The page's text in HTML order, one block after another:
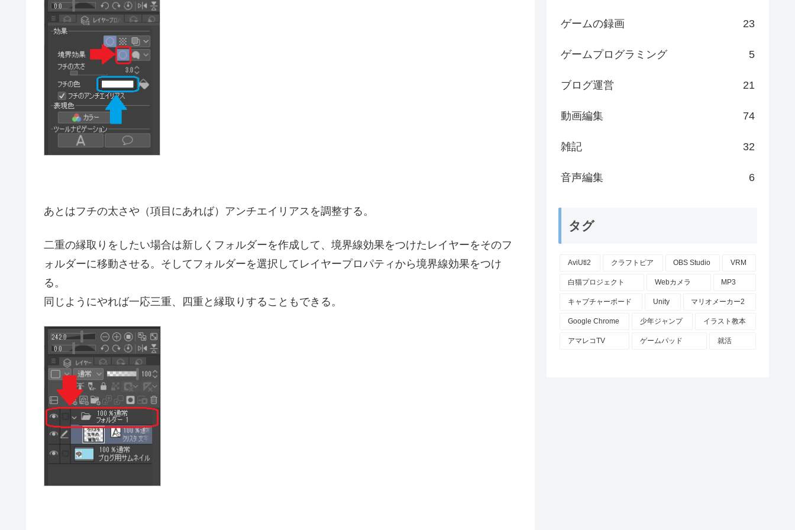
境界効果から「フチ」を選択する。フチの色は初期状態だと白だが、画像の水色枠の部分をクリッ
クして色を選択することで変更可能。今選択している描画色にしたい場合は横のバケツのアイコン
をクリックする。
あとはフチの太さや（項目にあれば）アンチエイリアスを調整する。
二重の縁取りをしたい場合は新しくフォルダーを作成して、境界線効果をつけたレイヤーをそのフ
ォルダーに移動させる。そしてフォルダーを選択してレイヤープロパティから境界線効果をつけ
る。
同じようにやれば一応三重、四重と縁取りすることもできる。
ゲームの録画 23
ゲームプログラミング 5
ブログ運営 21
動画編集 74
雑記 32
音声編集 6
タグ
AviUtl2 クラフトピア OBS Studio VRM
白猫プロジェクト Webカメラ MP3
キャプチャーボード Unity マリオメーカー2
Google Chrome 少年ジャンプ イラスト教本
アマレコTV ゲームパッド 就活